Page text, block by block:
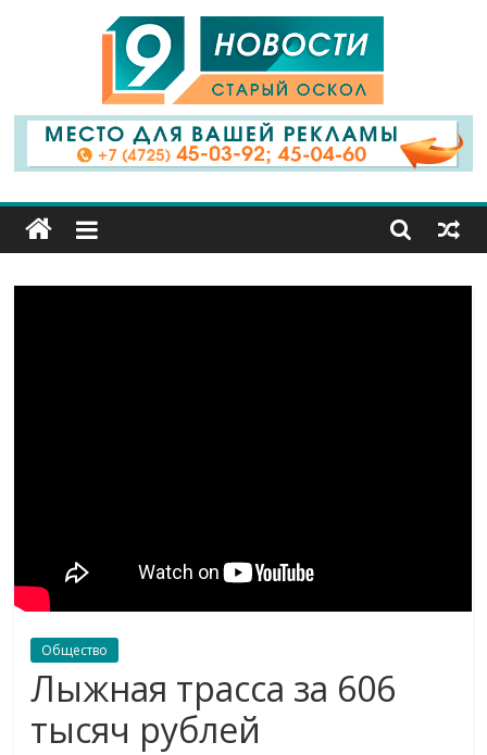
9
Канал
Старый
Общество
Лыжная трасса за 606
тысяч рублей